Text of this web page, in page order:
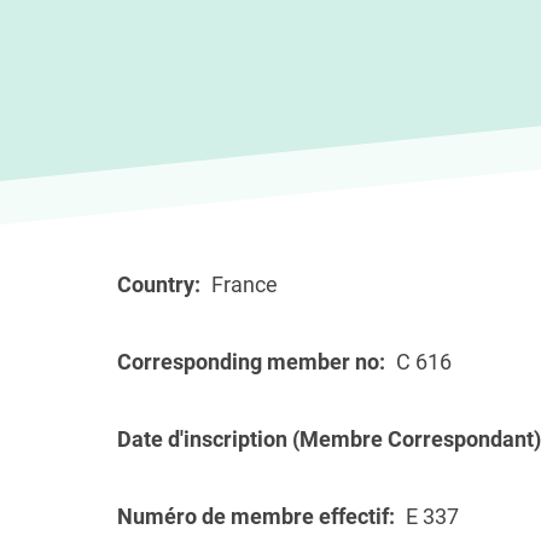
Country France
Corresponding member no C 616
Date d'inscription (Membre Correspondant)
Numéro de membre effectif E 337